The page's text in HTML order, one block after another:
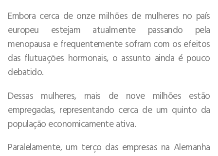
Embora cerca de onze milhões de mulheres no país
europeu estejam atualmente passando pela
menopausa e frequentemente sofram com os efeitos
das flutuações hormonais, o assunto ainda é pouco
debatido.
Dessas mulheres, mais de nove milhões estão
empregadas, representando cerca de um quinto da
população economicamente ativa.
Paralelamente, um terço das empresas na Alemanha